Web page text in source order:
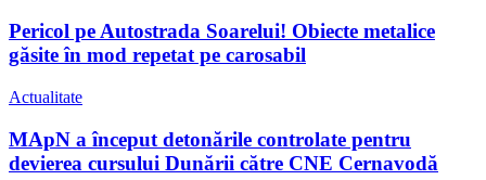
Pericol pe Autostrada Soarelui! Obiecte metalice
găsite în mod repetat pe carosabil
Actualitate
MApN a început detonările controlate pentru
devierea cursului Dunării către CNE Cernavodă